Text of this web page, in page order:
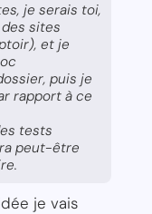
je serais toi,
sites
et je
puis je
rapport à ce
tests
peut-être
je vais